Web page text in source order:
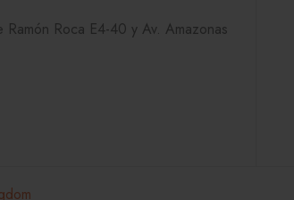
Ramón Roca E4-40 y Av. Amazonas